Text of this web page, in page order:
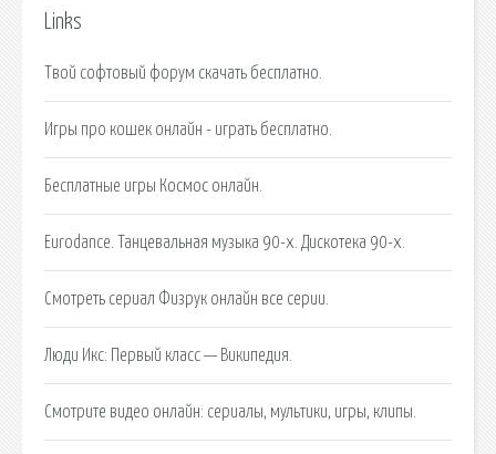
Links
Твой софтовый форум скачать бесплатно.
Игры про кошек онлайн - играть бесплатно.
Бесплатные игры Космос онлайн.
Eurodance. Танцевальная музыка 90-х. Дискотека 90-х.
Смотреть сериал Физрук онлайн все серии.
Люди Икс: Первый класс — Википедия.
Смотрите видео онлайн: сериалы, мультики, игры, клипы.